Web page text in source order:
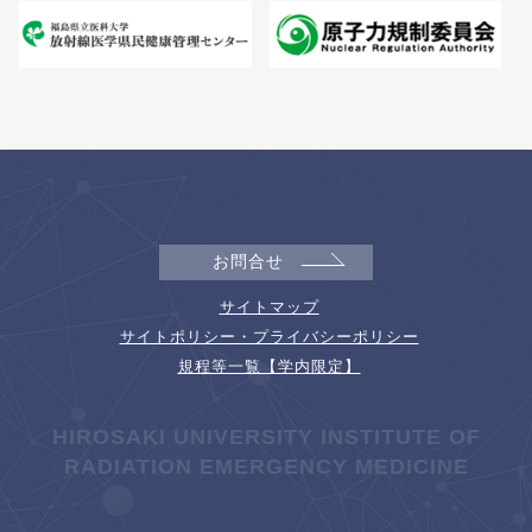
お問合せ
サイトマップ
サイトポリシー・プライバシーポリシー
規程等一覧【学内限定】
HIROSAKI UNIVERSITY INSTITUTE OF
RADIATION EMERGENCY MEDICINE